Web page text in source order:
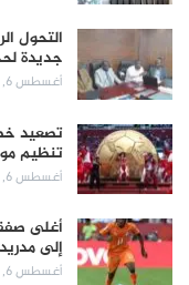
التحول
جديدة
أغسطس 6, 2026
تصعيد
تنظيم
أغسطس 6, 2026
أغلى
إلى مدريد
أغسطس 6, 2026